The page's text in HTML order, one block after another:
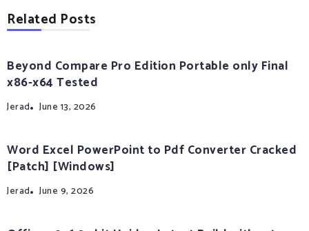
Related Posts
Beyond Compare Pro Edition Portable only Final
x86-x64 Tested
Jerad June 13, 2026
Word Excel PowerPoint to Pdf Converter Cracked
[Patch] [Windows]
Jerad June 9, 2026